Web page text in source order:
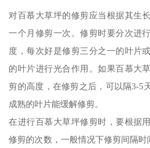
对百慕大草坪的修剪应当根据其生
一个月修剪一次。修剪时要分次进
度，每次好是修剪三分之一的叶片
的叶片进行光合作用。如果百慕大
剪的高度，在修剪之后，可以隔3-5
成熟的叶片能缓解修剪。
在进行百慕大草坪修剪时，要根据
修剪的次数，一般情况下修剪间隔